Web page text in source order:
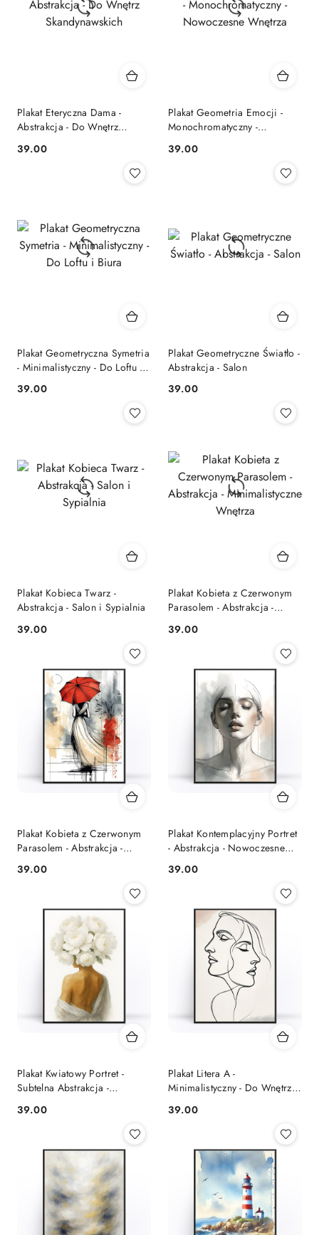
Plakat Eteryczna Dama -
Abstrakcja - Do Wnętrz
Cena:
39.00
Plakat Geometria Emocji -
Monochromatyczny -
Cena:
39.00
Plakat Geometryczna Symetria
- Minimalistyczny - Do Loftu i
Cena:
39.00
Plakat Geometryczne Światło -
Abstrakcja - Salon
Cena:
39.00
Plakat Kobieca Twarz -
Abstrakcja - Salon i Sypialnia
Cena:
39.00
Plakat Kobieta z Czerwonym
Parasolem - Abstrakcja -
Cena:
39.00
Plakat Kobieta z Czerwonym
Parasolem - Abstrakcja -
Cena:
39.00
Plakat Kontemplacyjny Portret
- Abstrakcja - Nowoczesne
Cena:
39.00
Plakat Kwiatowy Portret -
Subtelna Abstrakcja -
Cena:
39.00
Plakat Litera A -
Minimalistyczny - Do Wnętrz
Cena:
39.00